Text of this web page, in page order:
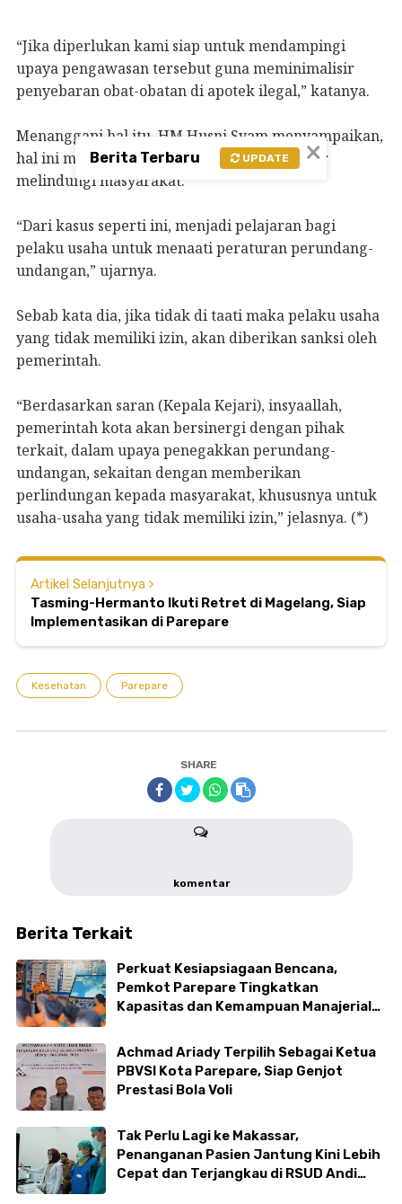
“Jika diperlukan kami siap untuk mendampingi
upaya pengawasan tersebut guna meminimalisir
penyebaran obat-obatan di apotek ilegal,” katanya.
Menanggapi hal itu, HM Husni Syam menyampaikan,
hal ini mencerminkan, jika pemerintah hadir
melindungi masyarakat.
“Dari kasus seperti ini, menjadi pelajaran bagi
pelaku usaha untuk menaati peraturan perundang-
undangan,” ujarnya.
Sebab kata dia, jika tidak di taati maka pelaku usaha
yang tidak memiliki izin, akan diberikan sanksi oleh
pemerintah.
“Berdasarkan saran (Kepala Kejari), insyaallah,
pemerintah kota akan bersinergi dengan pihak
terkait, dalam upaya penegakkan perundang-
undangan, sekaitan dengan memberikan
perlindungan kepada masyarakat, khususnya untuk
usaha-usaha yang tidak memiliki izin,” jelasnya. (*)
Artikel Selanjutnya
Tasming-Hermanto Ikuti Retret di Magelang, Siap
Implementasikan di Parepare
Kesehatan Parepare
SHARE
komentar
Berita Terkait
Perkuat Kesiapsiagaan Bencana,
Pemkot Parepare Tingkatkan
Kapasitas dan Kemampuan Manajerial
Achmad Ariady Terpilih Sebagai Ketua
PBVSI Kota Parepare, Siap Genjot
Prestasi Bola Voli
Tak Perlu Lagi ke Makassar,
Penanganan Pasien Jantung Kini Lebih
Cepat dan Terjangkau di RSUD Andi
×
Berita Terbaru UPDATE